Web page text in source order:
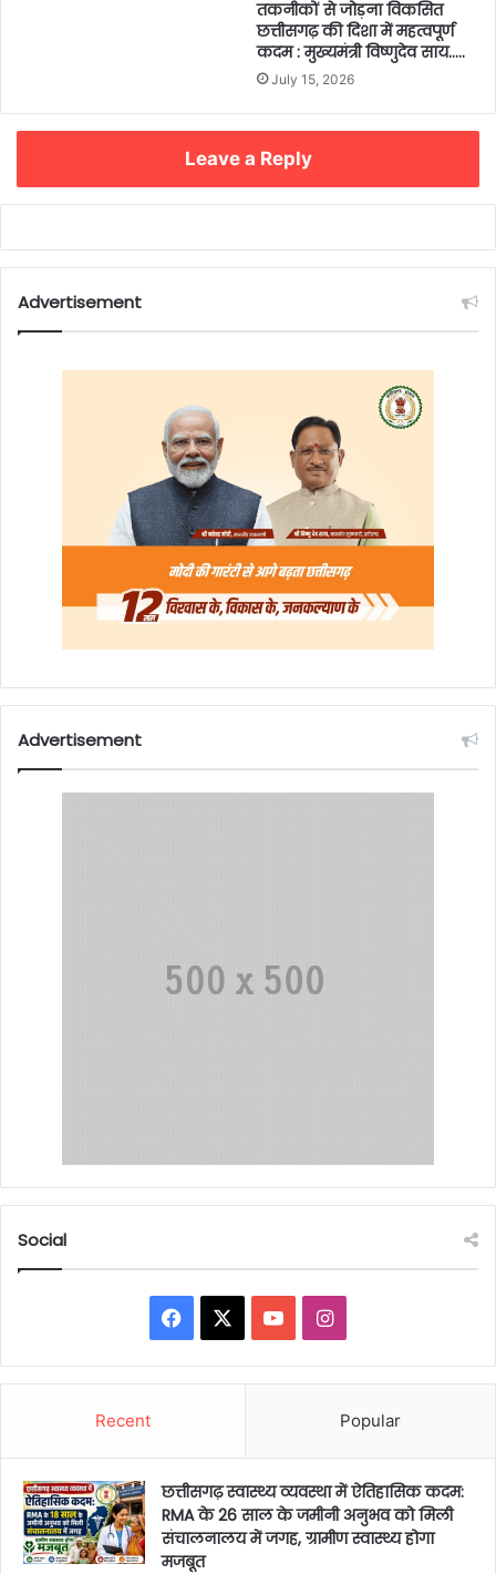
तकनीकों से जोड़ना विकसित
छत्तीसगढ़ की दिशा में महत्वपूर्ण
कदम : मुख्यमंत्री विष्णुदेव साय…..
July 15, 2026
Leave a Reply
Advertisement
Advertisement
Social
Facebook YouTubeInstagram
Recent Popular
छत्तीसगढ़ स्वास्थ्य व्यवस्था में ऐतिहासिक कदम:
RMA के 26 साल के जमीनी अनुभव को मिली
संचालनालय में जगह, ग्रामीण स्वास्थ्य होगा
मजबूत